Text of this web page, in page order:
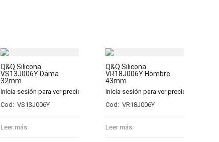
Q&Q Silicona
VS13J006Y Dama
32mm
Inicia sesión para ver precios
Cod: VS13J006Y
Leer más
Q&Q Silicona
VR18J006Y Hombre
43mm
Inicia sesión para ver precios
Cod: VR18J006Y
Leer más